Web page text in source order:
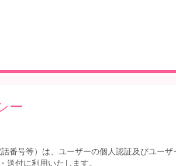
ー
番号等）は、ユーザーの個人認証及びユー
付に利用いたします。